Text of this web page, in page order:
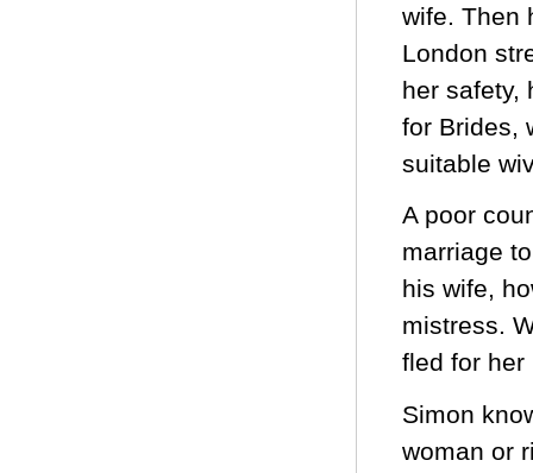
wife. Then
London
her safety,
for Brides,
suitable
A poor
marriage
his wife,
mistress.
fled for her
Simon
woman or